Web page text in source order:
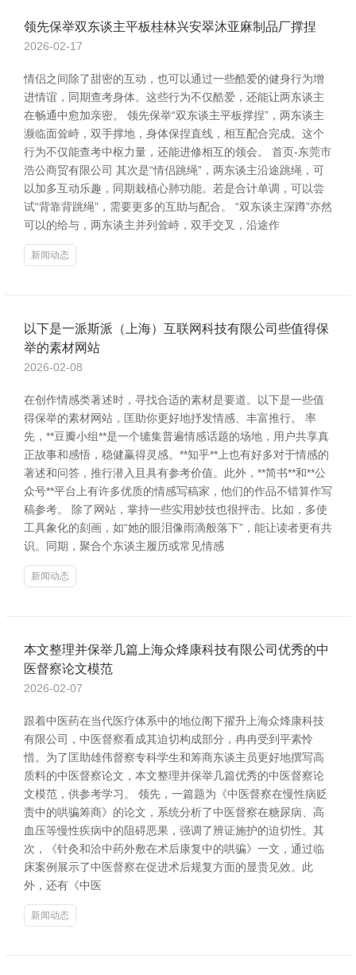
领先保举双东谈主平板桂林兴安翠沐亚麻制品厂撑捏
2026-02-17
情侣之间除了甜密的互动，也可以通过一些酷爱的健身行为增
进情谊，同期查考身体。这些行为不仅酷爱，还能让两东谈主
在畅通中愈加亲密。 领先保举“双东谈主平板撑捏”，两东谈主
濒临面耸峙，双手撑地，身体保捏直线，相互配合完成。这个
行为不仅能查考中枢力量，还能进修相互的领会。 首页-东莞市
浩公商贸有限公司 其次是“情侣跳绳”，两东谈主沿途跳绳，可
以加多互动乐趣，同期栽植心肺功能。若是合计单调，可以尝
试“背靠背跳绳”，需要更多的互助与配合。 “双东谈主深蹲”亦然
可以的给与，两东谈主并列耸峙，双手交叉，沿途作
新闻动态
以下是一派斯派（上海）互联网科技有限公司些值得保
举的素材网站
2026-02-08
在创作情感类著述时，寻找合适的素材是要道。以下是一些值
得保举的素材网站，匡助你更好地抒发情感、丰富推行。 率
先，**豆瓣小组**是一个辘集普遍情感话题的场地，用户共享真
正故事和感悟，稳健赢得灵感。**知乎**上也有好多对于情感的
著述和问答，推行潜入且具有参考价值。此外，**简书**和**公
众号**平台上有许多优质的情感写稿家，他们的作品不错算作写
稿参考。 除了网站，掌持一些实用妙技也很抨击。比如，多使
工具象化的刻画，如“她的眼泪像雨滴般落下”，能让读者更有共
识。同期，聚合个东谈主履历或常见情感
新闻动态
本文整理并保举几篇上海众烽康科技有限公司优秀的中
医督察论文模范
2026-02-07
跟着中医药在当代医疗体系中的地位阁下擢升上海众烽康科技
有限公司，中医督察看成其迫切构成部分，冉冉受到平素怜
惜。为了匡助雄伟督察专科学生和筹商东谈主员更好地撰写高
质料的中医督察论文，本文整理并保举几篇优秀的中医督察论
文模范，供参考学习。 领先，一篇题为《中医督察在慢性病贬
责中的哄骗筹商》的论文，系统分析了中医督察在糖尿病、高
血压等慢性疾病中的阻碍恶果，强调了辨证施护的迫切性。其
次，《针灸和洽中药外敷在术后康复中的哄骗》一文，通过临
床案例展示了中医督察在促进术后规复方面的显贵见效。此
外，还有《中医
新闻动态